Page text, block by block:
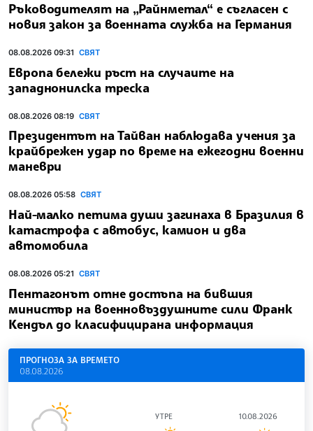
Ръководителят на „Райнметал“ е съгласен с
новия закон за военната служба на Германия
08.08.2026 09:31 СВЯТ
Европа бележи ръст на случаите на
западнонилска треска
08.08.2026 08:19 СВЯТ
Президентът на Тайван наблюдава учения за
крайбрежен удар по време на ежегодни военни
маневри
08.08.2026 05:58 СВЯТ
Най-малко петима души загинаха в Бразилия в
катастрофа с автобус, камион и два
автомобила
08.08.2026 05:21 СВЯТ
Пентагонът отне достъпа на бившия
министър на военновъздушните сили Франк
Кендъл до класифицирана информация
ПРОГНОЗА ЗА ВРЕМЕТО
08.08.2026
УТРЕ 10.08.2026